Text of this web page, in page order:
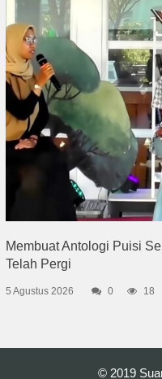
Membuat Antologi Puisi
Telah Pergi
5 Agustus 2026 0 18
© 2019